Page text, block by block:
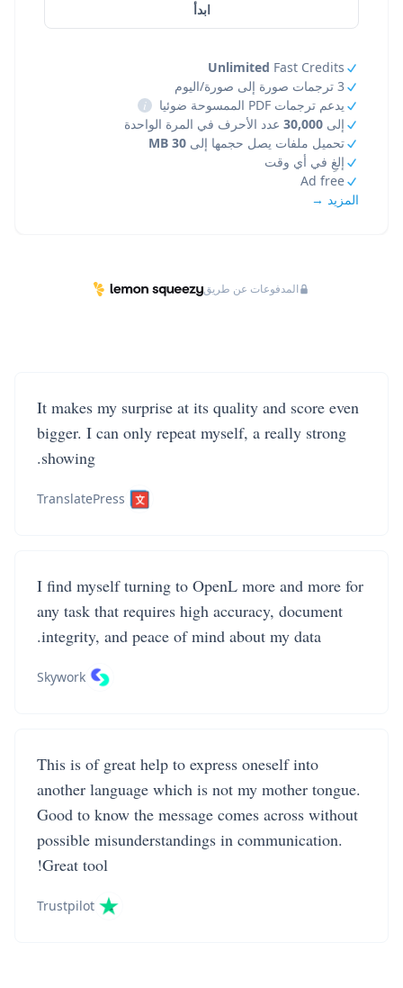
ابدأ
Unlimited Fast Credits
3 ترجمات صورة إلى صورة/اليوم
يدعم ترجمات PDF الممسوحة ضوئيا
i
إلى 30,000 عدد الأحرف في المرة الواحدة
تحميل ملفات يصل حجمها إلى 30 MB
إلغِ في أي وقت
Ad free
المزيد →
المدفوعات عن طريق
It makes my surprise at its quality and score even
bigger. I can only repeat myself, a really strong
showing.
TranslatePress
I find myself turning to OpenL more and more for
any task that requires high accuracy, document
integrity, and peace of mind about my data.
Skywork
This is of great help to express oneself into
another language which is not my mother tongue.
Good to know the message comes across without
possible misunderstandings in communication.
Great tool!
Trustpilot